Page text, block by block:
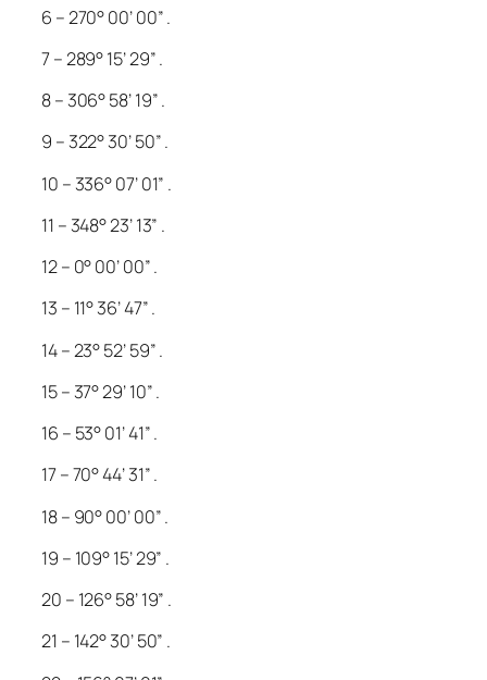
6 – 270° 00’ 00” .
7 – 289° 15’ 29” .
8 – 306° 58’ 19” .
9 – 322° 30’ 50” .
10 – 336° 07’ 01” .
11 – 348° 23’ 13” .
12 – 0° 00’ 00” .
13 – 11° 36’ 47” .
14 – 23° 52’ 59” .
15 – 37° 29’ 10” .
16 – 53° 01’ 41” .
17 – 70° 44’ 31” .
18 – 90° 00’ 00” .
19 – 109° 15’ 29” .
20 – 126° 58’ 19” .
21 – 142° 30’ 50” .